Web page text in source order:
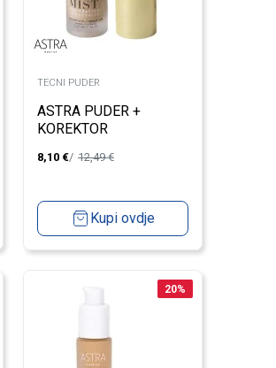
TECNI PUDER
ASTRA PUDER +
KOREKTOR
BEIGE 3
8,10 € 12,49€
Kupi ovdje
20%